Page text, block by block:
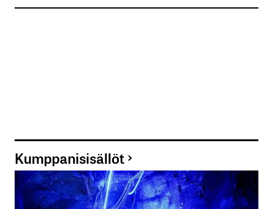
Kumppanisisällöt